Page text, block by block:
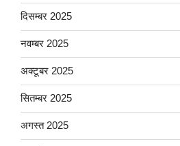
दिसम्बर 2025
नवम्बर 2025
अक्टूबर 2025
सितम्बर 2025
अगस्त 2025